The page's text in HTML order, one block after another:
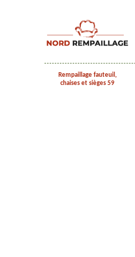
Rempaillage fauteuil,
chaises et sièges 59